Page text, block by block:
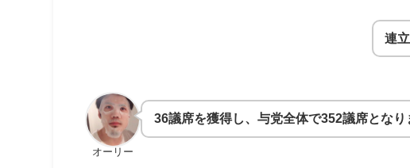
連
オーリー
36議席を獲得し、与党全体で352議席となり